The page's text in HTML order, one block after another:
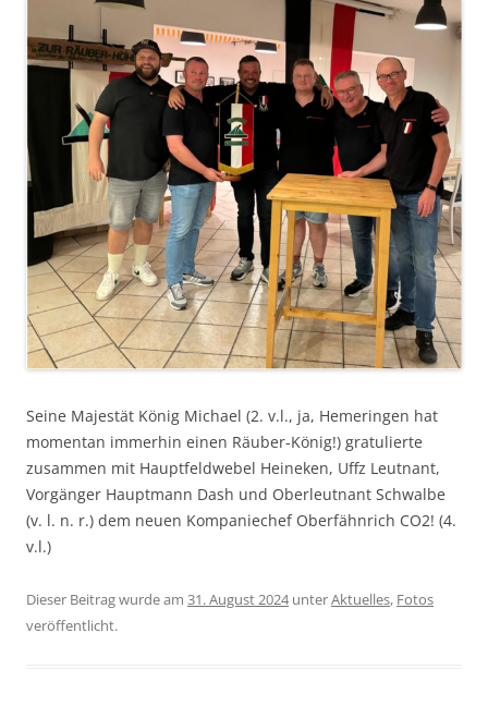
Seine Majestät König Michael (2. v.l., ja, Hemeringen hat
momentan immerhin einen Räuber-König!) gratulierte
zusammen mit Hauptfeldwebel Heineken, Uffz Leutnant,
Vorgänger Hauptmann Dash und Oberleutnant Schwalbe
(v. l. n. r.) dem neuen Kompaniechef Oberfähnrich CO2! (4.
v.l.)
Dieser Beitrag wurde am 31. August 2024unterAktuelles, Fotos
veröffentlicht.